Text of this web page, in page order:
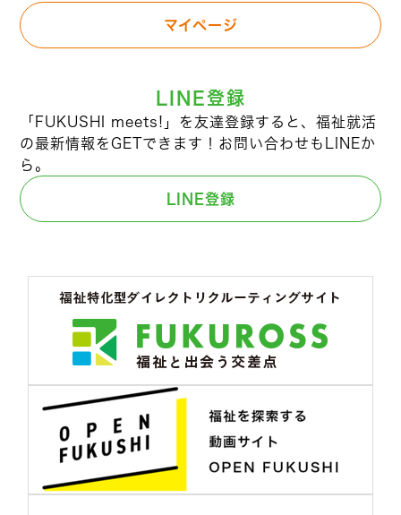
マイページ
LINE登録
「FUKUSHI meets!」を友達登録すると、福祉就活
の最新情報をGETできます！お問い合わせもLINEか
ら。
LINE登録